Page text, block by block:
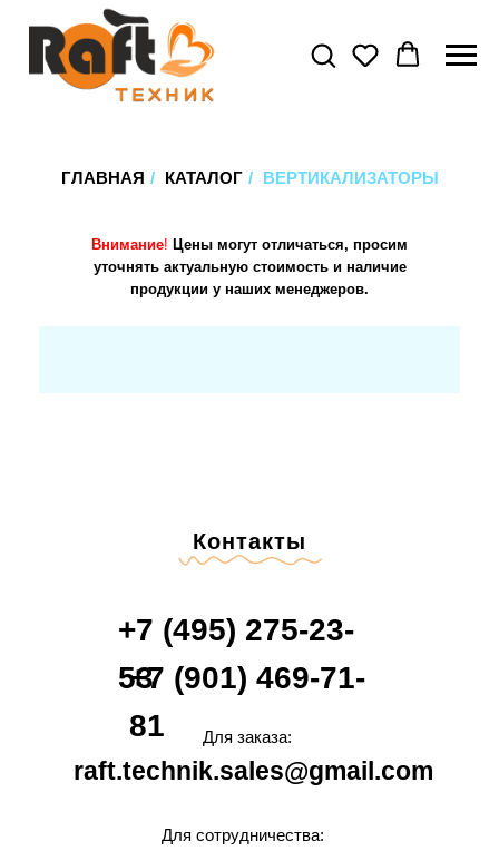
ГЛАВНАЯ / КАТАЛОГ / ВЕРТИКАЛИЗАТОРЫ
Внимание! Цены могут отличаться, просим
уточнять актуальную стоимость и наличие
продукции у наших менеджеров.
+7 (495) 275-23-
53
Контакты
raft.technik.sales@gmail.com
Для сотрудничества:
+7 (901) 469-71-
81
Для заказа: